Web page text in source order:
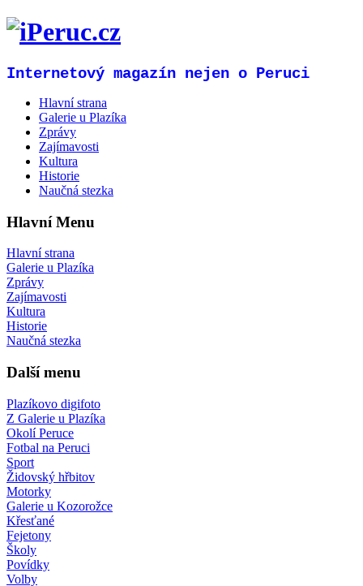
Internetový magazín nejen o Peruci
Hlavní strana
Galerie u Plazíka
Zprávy
Zajímavosti
Kultura
Historie
Naučná stezka
Hlavní Menu
Hlavní strana
Galerie u Plazíka
Zprávy
Zajímavosti
Kultura
Historie
Naučná stezka
Další menu
Plazíkovo digifoto
Z Galerie u Plazíka
Okolí Peruce
Fotbal na Peruci
Sport
Židovský hřbitov
Motorky
Galerie u Kozorožce
Křesťané
Fejetony
Školy
Povídky
Volby